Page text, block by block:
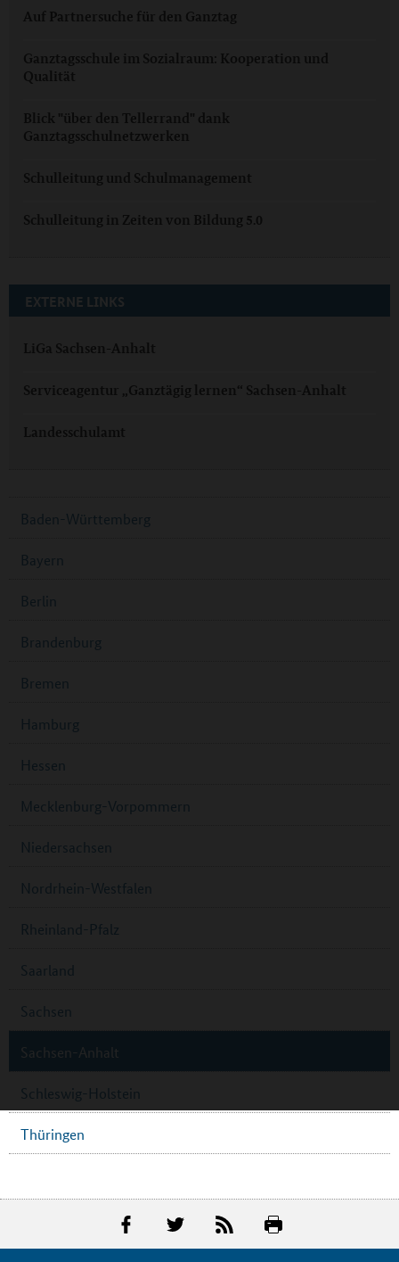
Auf Partnersuche für den Ganztag
Ganztagsschule im Sozialraum: Kooperation und
Qualität
Blick "über den Tellerrand" dank
Ganztagsschulnetzwerken
Schulleitung und Schulmanagement
Schulleitung in Zeiten von Bildung 5.0
EXTERNE LINKS
LiGa Sachsen-Anhalt
Serviceagentur „Ganztägig lernen“ Sachsen-Anhalt
Landesschulamt
Baden-Württemberg
Bayern
Berlin
Brandenburg
Bremen
Hamburg
Hessen
Mecklenburg-Vorpommern
Niedersachsen
Nordrhein-Westfalen
Rheinland-Pfalz
Saarland
Sachsen
Sachsen-Anhalt
Schleswig-Holstein
Thüringen